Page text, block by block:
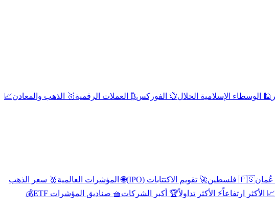
🕌 الوسطاء الإسلامية الحلال💱 الفوركس₿ العملات الرقمية🥇 الذهب والمعادن📈
🇵🇸 فلسطين 🚀 تقويم الاكتتابات (IPO) 🌐 المؤشرات العالمية🥇 سعر الذهب
📈 الأكثر ارتفاعاً⚡ الأكثر تداولاً🏆 أكبر الشركات🧺 صناديق المؤشرات ETF
💰